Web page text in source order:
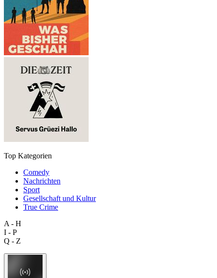
Top Kategorien
Comedy
Nachrichten
Sport
Gesellschaft und Kultur
True Crime
A - H
I - P
Q - Z